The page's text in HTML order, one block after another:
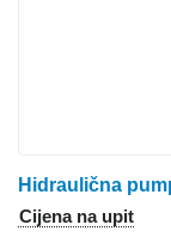
Cijena na upit